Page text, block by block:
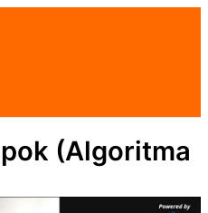
(Algoritma